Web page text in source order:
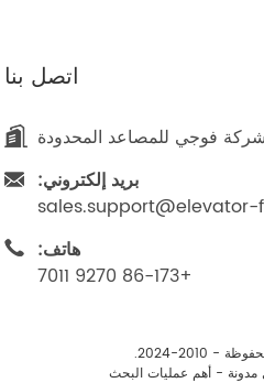
اتصل بنا
شركة فوجي للمصاعد المحدودة
بريد إلكتروني:
هاتف:
+86-173 9270 7011
2010-2024.
-أهم عمليات البحث